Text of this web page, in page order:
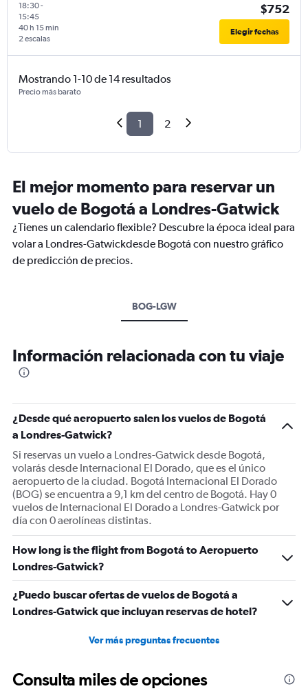
18:30-
15:45
2 escalas
40 h 15 min
$752
Elegir fechas
Mostrando 1-10 de 14 resultados
Precio más barato
1 2
El mejor momento para reservar un
vuelo de Bogotá a Londres-Gatwick
¿Tienes un calendario flexible? Descubre la época ideal para
volar a Londres-Gatwickdesde Bogotá con nuestro gráfico
de predicción de precios.
BOG-LGW
Información relacionada con tu viaje
¿Desde qué aeropuerto salen los vuelos de Bogotá
a Londres-Gatwick?
Si reservas un vuelo a Londres-Gatwick desde Bogotá,
volarás desde Internacional El Dorado, que es el único
aeropuerto de la ciudad. Bogotá Internacional El Dorado
(BOG) se encuentra a 9,1 km del centro de Bogotá. Hay 0
vuelos de Internacional El Dorado a Londres-Gatwick por
día con 0 aerolíneas distintas.
How long is the flight from Bogotá to Aeropuerto
Londres-Gatwick?
¿Puedo buscar ofertas de vuelos de Bogotá a
Londres-Gatwick que incluyan reservas de hotel?
Ver más preguntas frecuentes
Consulta miles de opciones